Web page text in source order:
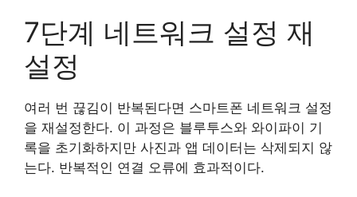
7단계 네트워크 설정 재
설정
여러 번 끊김이 반복된다면 스마트폰 네트워크 설정
을 재설정한다. 이 과정은 블루투스와 와이파이 기
록을 초기화하지만 사진과 앱 데이터는 삭제되지 않
는다. 반복적인 연결 오류에 효과적이다.